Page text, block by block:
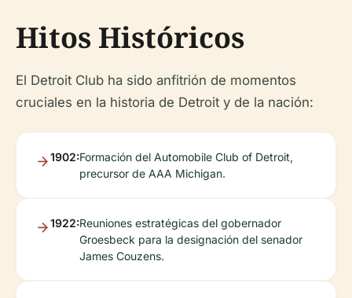
Hitos Históricos
El Detroit Club ha sido anfitrión de momentos
cruciales en la historia de Detroit y de la nación:
1902:Formación del Automobile Club of Detroit,
precursor de AAA Michigan.
1922:Reuniones estratégicas del gobernador
Groesbeck para la designación del senador
James Couzens.